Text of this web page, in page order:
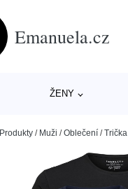
Emanuela.cz
ŽENY
Produkty / Muži /Oblečení /Trička